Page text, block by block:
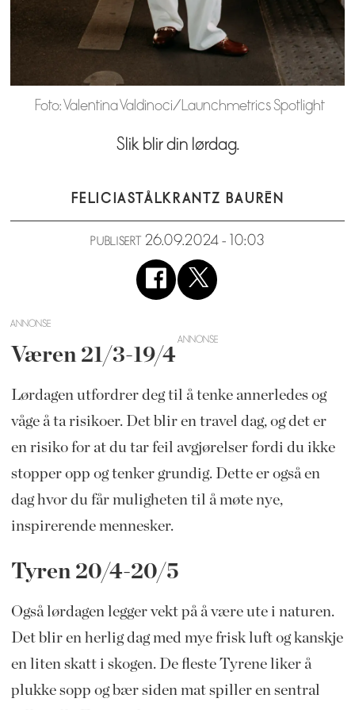
Foto: Valentina Valdinoci/Launchmetrics Spotlight
Slik blir din lørdag.
FELICIASTÅLKRANTZ BAURÉN
PUBLISERT 26.09.2024 - 10:03
ANNONSE
Væren 21/3-19/4
Lørdagen utfordrer deg til å tenke annerledes og
våge å ta risikoer. Det blir en travel dag, og det er
en risiko for at du tar feil avgjørelser fordi du ikke
stopper opp og tenker grundig. Dette er også en
dag hvor du får muligheten til å møte nye,
inspirerende mennesker.
Tyren 20/4-20/5
Også lørdagen legger vekt på å være ute i naturen.
Det blir en herlig dag med mye frisk luft og kanskje
en liten skatt i skogen. De fleste Tyrene liker å
plukke sopp og bær siden mat spiller en sentral